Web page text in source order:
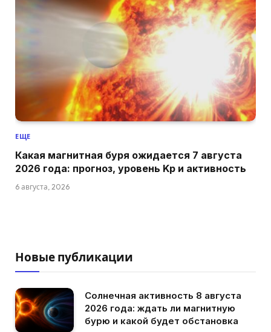
ЕЩЕ
Какая магнитная буря ожидается 7 августа
2026 года: прогноз, уровень Kp и активность
6 августа, 2026
Новые публикации
Солнечная активность 8 августа
2026 года: ждать ли магнитную
бурю и какой будет обстановка